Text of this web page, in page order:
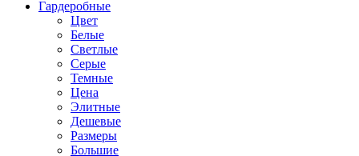
Гардеробные
Цвет
Белые
Светлые
Серые
Темные
Цена
Элитные
Дешевые
Размеры
Большие